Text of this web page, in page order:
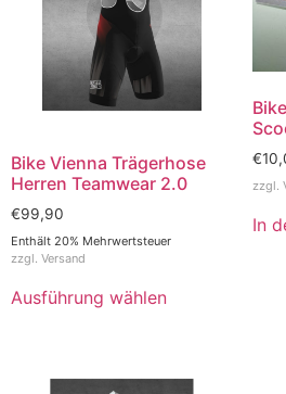
Bike Vienna Trägerhose
Herren Teamwear 2.0
€99,90
Enthält 20% Mehrwertsteuer
zzgl. Versand
Ausführung wählen
€
zzgl.
In